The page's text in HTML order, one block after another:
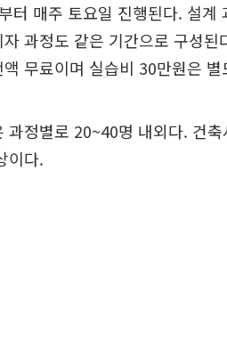
터 매주 토요일 진행된다. 설
과정도 같은 기간으로 구성
무료이며 실습비 30만원은 별
과정별로 20~40명 내외다. 건
이다.